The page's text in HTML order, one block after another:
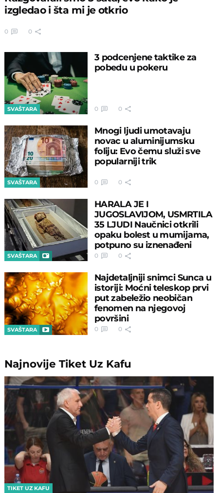
izgledao i šta mi je otkrio
0 0
SVAŠTARA
3 podcenjene taktike za
pobedu u pokeru
0 0
SVAŠTARA
Mnogi ljudi umotavaju
novac u aluminijumsku
foliju: Evo čemu služi sve
popularniji trik
0 0
SVAŠTARA
HARALA JE I
JUGOSLAVIJOM, USMRTILA
35 LJUDI Naučnici otkrili
opaku bolest u mumijama,
potpuno su iznenađeni
0 0
SVAŠTARA
Najdetaljniji snimci Sunca u
istoriji: Moćni teleskop prvi
put zabeležio neobičan
fenomen na njegovoj
površini
0 0
NajnovijeTiket Uz Kafu
TIKET UZ KAFU